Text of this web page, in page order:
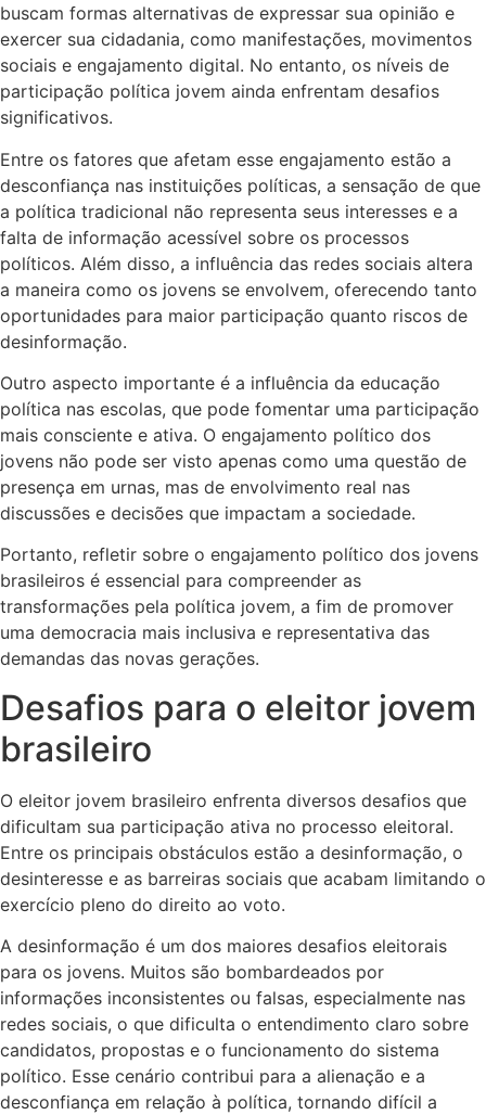
buscam formas alternativas de expressar sua opinião e
exercer sua cidadania, como manifestações, movimentos
sociais e engajamento digital. No entanto, os níveis de
participação política jovem ainda enfrentam desafios
significativos.
Entre os fatores que afetam esse engajamento estão a
desconfiança nas instituições políticas, a sensação de que
a política tradicional não representa seus interesses e a
falta de informação acessível sobre os processos
políticos. Além disso, a influência das redes sociais altera
a maneira como os jovens se envolvem, oferecendo tanto
oportunidades para maior participação quanto riscos de
desinformação.
Outro aspecto importante é a influência da educação
política nas escolas, que pode fomentar uma participação
mais consciente e ativa. O engajamento político dos
jovens não pode ser visto apenas como uma questão de
presença em urnas, mas de envolvimento real nas
discussões e decisões que impactam a sociedade.
Portanto, refletir sobre o engajamento político dos jovens
brasileiros é essencial para compreender as
transformações pela política jovem, a fim de promover
uma democracia mais inclusiva e representativa das
demandas das novas gerações.
Desafios para o eleitor jovem
brasileiro
O eleitor jovem brasileiro enfrenta diversos desafios que
dificultam sua participação ativa no processo eleitoral.
Entre os principais obstáculos estão a desinformação, o
desinteresse e as barreiras sociais que acabam limitando o
exercício pleno do direito ao voto.
A desinformação é um dos maiores desafios eleitorais
para os jovens. Muitos são bombardeados por
informações inconsistentes ou falsas, especialmente nas
redes sociais, o que dificulta o entendimento claro sobre
candidatos, propostas e o funcionamento do sistema
político. Esse cenário contribui para a alienação e a
desconfiança em relação à política, tornando difícil a